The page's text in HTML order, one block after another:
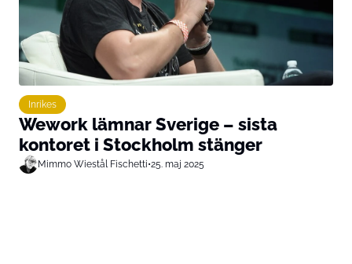
Inrikes
Wework lämnar Sverige – sista
kontoret i Stockholm stänger
Mimmo Wiestål Fischetti•25. maj 2025